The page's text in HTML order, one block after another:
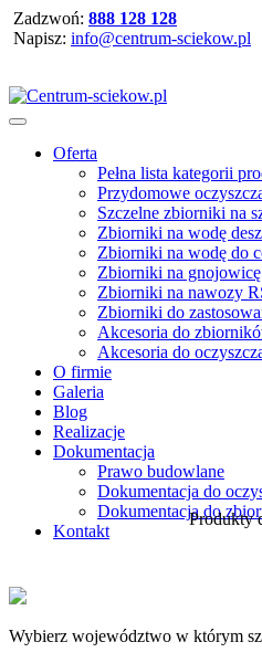
Zadzwoń: 888 128 128
Napisz: info@centrum-sciekow.pl
Oferta
Pełna lista kategorii
Przydomowe
Szczelne zbiorniki na
Zbiorniki na wodę
Zbiorniki na wodę do
Zbiorniki na gnojowicę
Zbiorniki na nawozy
Zbiorniki do
Akcesoria do
Akcesoria do
O firmie
Galeria
Blog
Realizacje
Dokumentacja
Prawo budowlane
Dokumentacja do
Dokumentacja do
Kontakt
Produkty
Wybierz województwo w którym